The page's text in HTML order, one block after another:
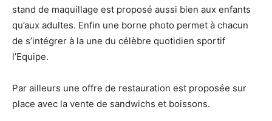
stand de maquillage est proposé aussi bien aux enfants
qu’aux adultes. Enfin une borne photo permet à chacun
de s’intégrer à la une du célèbre quotidien sportif
l’Equipe.
Par ailleurs une offre de restauration est proposée sur
place avec la vente de sandwichs et boissons.